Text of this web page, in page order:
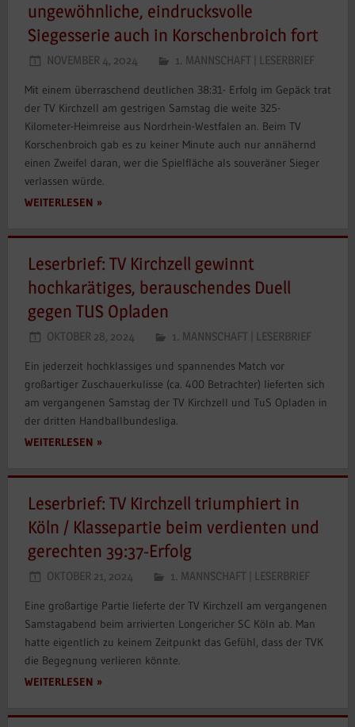
ungewöhnliche, eindrucksvolle
Siegesserie auch in Korschenbroich fort
NOVEMBER 4, 2024 1. MANNSCHAFT LESERBRIEF
Mit einem überraschend deutlichen 38:31- Erfolg im Gepäck trat
der TV Kirchzell am gestrigen Samstag die weite 325-
Kilometer-Heimreise aus Nordrhein-Westfalen an. Beim TV
Korschenbroich gab es zu keiner Minute auch nur annähernd
einen Zweifel daran, wer die Spielfläche als souveräner Sieger
verlassen würde.
WEITERLESEN
Leserbrief: TV Kirchzell gewinnt
hochkarätiges, berauschendes Duell
gegen TUS Opladen
OKTOBER 28, 2024 1. MANNSCHAFT LESERBRIEF
Ein jederzeit hochklassiges und spannendes Match vor
großartiger Zuschauerkulisse (ca. 400 Betrachter) lieferten sich
am vergangenen Samstag der TV Kirchzell und TuS Opladen in
der dritten Handballbundesliga.
WEITERLESEN
Leserbrief: TV Kirchzell triumphiert in
Köln / Klassepartie beim verdienten und
gerechten 39:37-Erfolg
OKTOBER 21, 2024 1. MANNSCHAFT LESERBRIEF
Eine großartige Partie lieferte der TV Kirchzell am vergangenen
Samstagabend beim arrivierten Longericher SC Köln ab. Man
hatte eigentlich zu keinem Zeitpunkt das Gefühl, dass der TVK
die Begegnung verlieren könnte.
WEITERLESEN